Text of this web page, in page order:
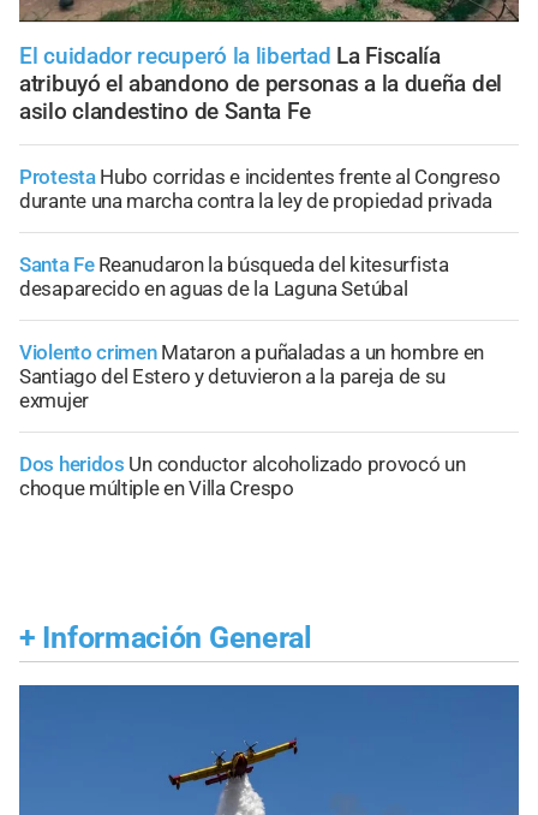
El cuidador recuperó la libertad La Fiscalía
atribuyó el abandono de personas a la dueña del
asilo clandestino de Santa Fe
Protesta Hubo corridas e incidentes frente al Congreso
durante una marcha contra la ley de propiedad privada
Santa Fe Reanudaron la búsqueda del kitesurfista
desaparecido en aguas de la Laguna Setúbal
Violento crimen Mataron a puñaladas a un hombre en
Santiago del Estero y detuvieron a la pareja de su
exmujer
Dos heridos Un conductor alcoholizado provocó un
choque múltiple en Villa Crespo
+ Información General